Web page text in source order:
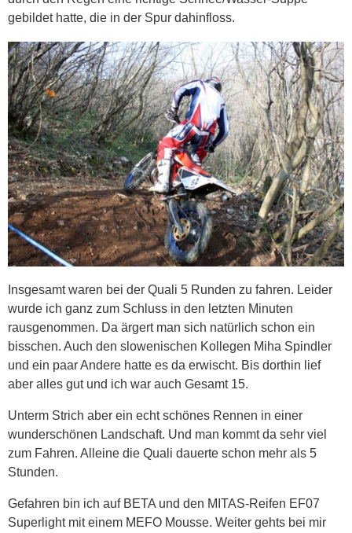
gebildet hatte, die in der Spur dahinfloss.
Insgesamt waren bei der Quali 5 Runden zu fahren. Leider
wurde ich ganz zum Schluss in den letzten Minuten
rausgenommen. Da ärgert man sich natürlich schon ein
bisschen. Auch den slowenischen Kollegen Miha Spindler
und ein paar Andere hatte es da erwischt. Bis dorthin lief
aber alles gut und ich war auch Gesamt 15.
Unterm Strich aber ein echt schönes Rennen in einer
wunderschönen Landschaft. Und man kommt da sehr viel
zum Fahren. Alleine die Quali dauerte schon mehr als 5
Stunden.
Gefahren bin ich auf BETA und den MITAS-Reifen EF07
Superlight mit einem MEFO Mousse. Weiter gehts bei mir